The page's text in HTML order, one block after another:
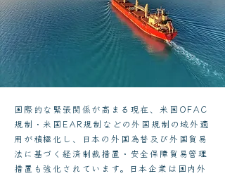
国際的な緊張関係が高まる現在、米国OFAC
規制・米国EAR規制などの外国規制の域外適
用が積極化し、日本の外国為替及び外国貿易
法に基づく経済制裁措置・安全保障貿易管理
措置も強化されています。日本企業は国内外